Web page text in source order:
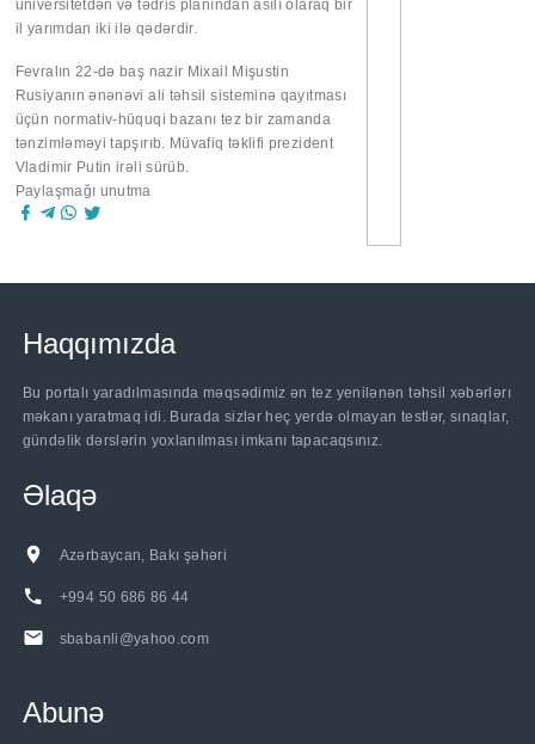
universitetdən və tədris planından asılı olaraq bir
il yarımdan iki ilə qədərdir.
Fevralın 22-də baş nazir Mixail Mişustin
Rusiyanın ənənəvi ali təhsil sisteminə qayıtması
üçün normativ-hüquqi bazanı tez bir zamanda
tənzimləməyi tapşırıb. Müvafiq təklifi prezident
Vladimir Putin irəli sürüb.
Paylaşmağı unutma
Haqqımızda
Bu portalı yaradılmasında məqsədimiz ən tez yenilənən təhsil xəbərlərı
məkanı yaratmaq idi. Burada sizlər heç yerdə olmayan testlər, sınaqlar,
gündəlik dərslərin yoxlanılması imkanı tapacaqsınız.
Əlaqə
Azərbaycan, Bakı şəhəri
+994 50 686 86 44
sbabanli@yahoo.com
Abunə